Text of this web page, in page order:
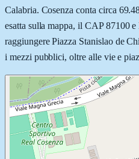
Calabria. Cosenza conta circa
esatta sulla mappa, il CAP 87100
raggiungere Piazza Stanislao de
i mezzi pubblici, oltre alle vie e